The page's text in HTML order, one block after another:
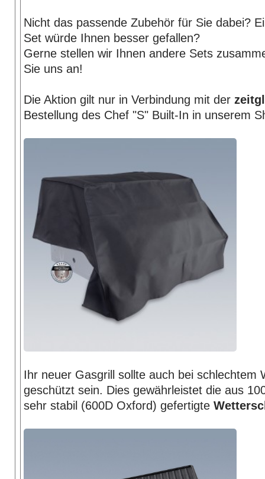
Nicht das passende Zubehör für Sie dabei?
Set würde Ihnen besser gefallen?
Gerne stellen wir Ihnen andere Sets
Sie uns an!
Die Aktion gilt nur in Verbindung mit der
Bestellung des Chef "S" Built-In in unserem
Ihr neuer Gasgrill sollte auch bei schlechtem
geschützt sein. Dies gewährleistet die aus
sehr stabil (600D Oxford) gefertigte